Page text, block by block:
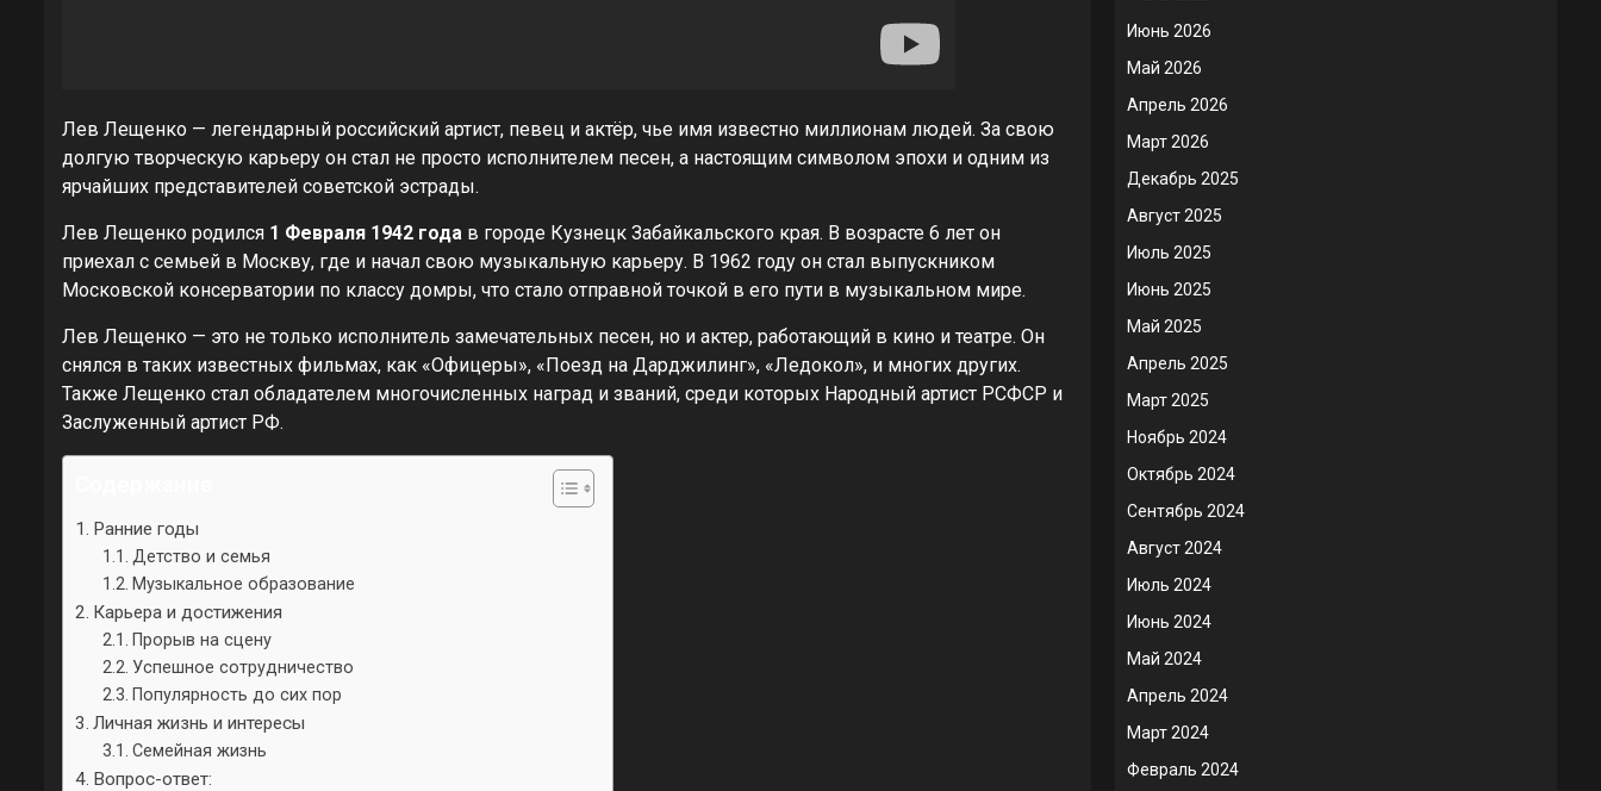
Лев Лещенко — легендарный российский артист, певец и актёр, чье имя известно миллионам людей. За свою
долгую творческую карьеру он стал не просто исполнителем песен, а настоящим символом эпохи и одним из
ярчайших представителей советской эстрады.
Лев Лещенко родился 1 Февраля 1942 года в городе Кузнецк Забайкальского края. В возрасте 6 лет он
приехал с семьей в Москву, где и начал свою музыкальную карьеру. В 1962 году он стал выпускником
Московской консерватории по классу домры, что стало отправной точкой в его пути в музыкальном мире.
Лев Лещенко — это не только исполнитель замечательных песен, но и актер, работающий в кино и театре. Он
снялся в таких известных фильмах, как «Офицеры», «Поезд на Дарджилинг», «Ледокол», и многих других.
Также Лещенко стал обладателем многочисленных наград и званий, среди которых Народный артист РСФСР и
Заслуженный артист РФ.
Ранние годы
Детство и семья
Музыкальное образование
Карьера и достижения
Прорыв на сцену
Успешное сотрудничество
Популярность до сих пор
Личная жизнь и интересы
Семейная жизнь
Вопрос-ответ:
Июнь 2026
Май 2026
Апрель 2026
Март 2026
Декабрь 2025
Август 2025
Июль 2025
Июнь 2025
Май 2025
Апрель 2025
Март 2025
Ноябрь 2024
Октябрь 2024
Сентябрь 2024
Август 2024
Июль 2024
Июнь 2024
Май 2024
Апрель 2024
Март 2024
Февраль 2024